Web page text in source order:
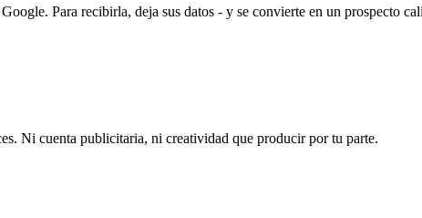
Para recibirla, deja sus datos - y se convierte en un prospecto
Ni cuenta publicitaria, ni creatividad que producir por tu parte.